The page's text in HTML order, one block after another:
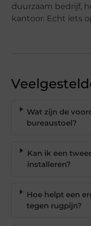
duurzaam bedrijf,
kantoor. Echt iets
Wat zijn de
bureaustoel?
Kan ik een
installeren?
Hoe helpt een
tegen rugpijn?